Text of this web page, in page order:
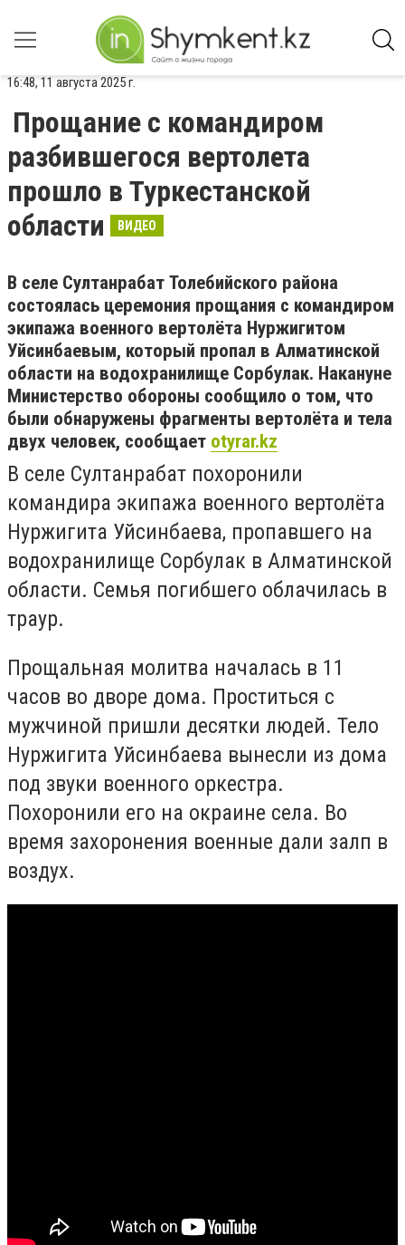
16:48, 11 августа 2025 г.
Прощание с командиром
разбившегося вертолета
прошло в Туркестанской
области
ВИДЕО
В селе Султанрабат Толебийского района
состоялась церемония прощания с командиром
экипажа военного вертолёта Нуржигитом
Уйсинбаевым, который пропал в Алматинской
области на водохранилище Сорбулак. Накануне
Министерство обороны сообщило о том, что
были обнаружены фрагменты вертолёта и тела
двух человек, сообщает otyrar.kz
В селе Султанрабат похоронили
командира экипажа военного вертолёта
Нуржигита Уйсинбаева, пропавшего на
водохранилище Сорбулак в Алматинской
области. Семья погибшего облачилась в
траур.
Прощальная молитва началась в 11
часов во дворе дома. Проститься с
мужчиной пришли десятки людей. Тело
Нуржигита Уйсинбаева вынесли из дома
под звуки военного оркестра.
Похоронили его на окраине села. Во
время захоронения военные дали залп в
воздух.